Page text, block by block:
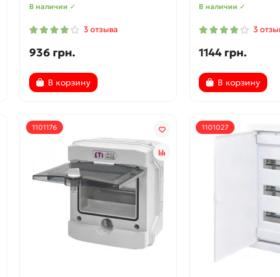
В наличии ✓
3 отзыва
936 грн.
В корзину
В наличии ✓
3
1144 грн.
В корзину
1101176 1101027